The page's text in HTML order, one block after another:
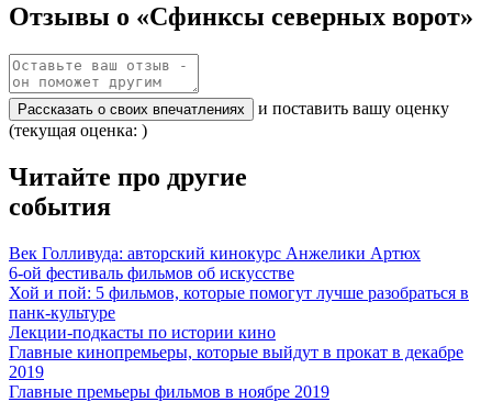
Отзывы о «Сфинксы северных ворот»
Рассказать о своих впечатлениях
и поставить вашу оценку
(текущая оценка: )
Читайте про другие
события
Век Голливуда: авторский кинокурс Анжелики Артюх
6-ой фестиваль фильмов об искусстве
Хой и пой: 5 фильмов, которые помогут лучше разобраться в
панк-культуре
Лекции-подкасты по истории кино
Главные кинопремьеры, которые выйдут в прокат в декабре
2019
Главные премьеры фильмов в ноябре 2019